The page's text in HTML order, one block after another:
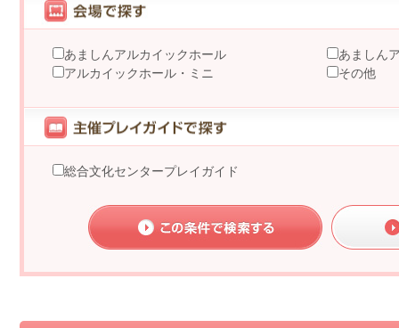
あましんアルカイックホール
あましん
アルカイックホール・ミニ
その他
総合文化センタープレイガイド